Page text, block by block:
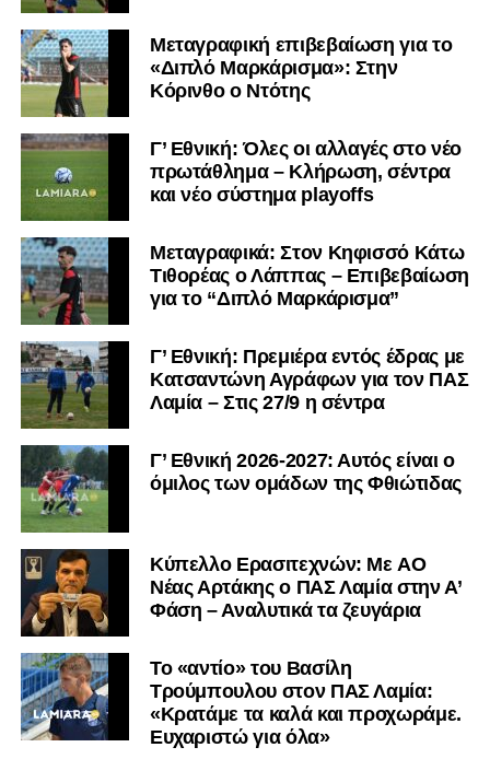
Μεταγραφική επιβεβαίωση για το
«Διπλό Μαρκάρισμα»: Στην
Κόρινθο ο Ντότης
Γ’ Εθνική: Όλες οι αλλαγές στο νέο
πρωτάθλημα – Κλήρωση, σέντρα
και νέο σύστημα playoffs
Μεταγραφικά: Στον Κηφισσό Κάτω
Τιθορέας ο Λάππας – Επιβεβαίωση
για το “Διπλό Μαρκάρισμα”
Γ’ Εθνική: Πρεμιέρα εντός έδρας με
Κατσαντώνη Αγράφων για τον ΠΑΣ
Λαμία – Στις 27/9 η σέντρα
Γ’ Εθνική 2026-2027: Αυτός είναι ο
όμιλος των ομάδων της Φθιώτιδας
Kύπελλο Ερασιτεχνών: Με AO
Nέας Αρτάκης ο ΠΑΣ Λαμία στην Α’
Φάση – Αναλυτικά τα ζευγάρια
Το «αντίο» του Βασίλη
Τρούμπουλου στον ΠΑΣ Λαμία:
«Κρατάμε τα καλά και προχωράμε.
Ευχαριστώ για όλα»